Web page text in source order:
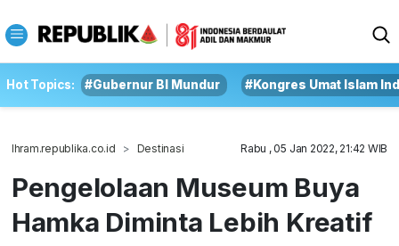
Hot Topics: #Gubernur BI Mundur #Kongres Umat Islam
Ihram.republika.co.id Destinasi Rabu , 05 Jan 2022, 21:42 WIB
Pengelolaan Museum Buya
Hamka Diminta Lebih Kreatif